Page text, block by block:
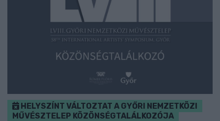
HELYSZÍNT VÁLTOZTAT A GYŐRI NEMZETKÖZI
MŰVÉSZTELEP KÖZÖNSÉGTALÁLKOZÓJA